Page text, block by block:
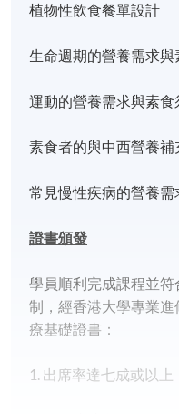
植物性飲食餐單設計
生命週期的營養需求與
運動的營養需求與素食
素食者的與中西營養補
常見慢性疾病的營養
證書頒發
學員順利完成課程並
制，經香港大學專業
療基礎證書：
1. 出席率達七成或以上